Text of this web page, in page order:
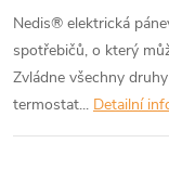
Nedis® elektrická
spotřebičů, o který
Zvládne všechny
termostat... Detailní